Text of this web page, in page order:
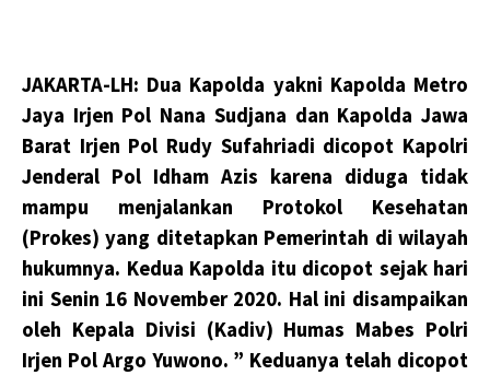
JAKARTA-LH: Dua Kapolda yakni Kapolda Metro
Jaya Irjen Pol Nana Sudjana dan Kapolda Jawa
Barat Irjen Pol Rudy Sufahriadi dicopot Kapolri
Jenderal Pol Idham Azis karena diduga tidak
mampu menjalankan Protokol Kesehatan
(Prokes) yang ditetapkan Pemerintah di wilayah
hukumnya. Kedua Kapolda itu dicopot sejak hari
ini Senin 16 November 2020. Hal ini disampaikan
oleh Kepala Divisi (Kadiv) Humas Mabes Polri
Irjen Pol Argo Yuwono. ” Keduanya telah dicopot